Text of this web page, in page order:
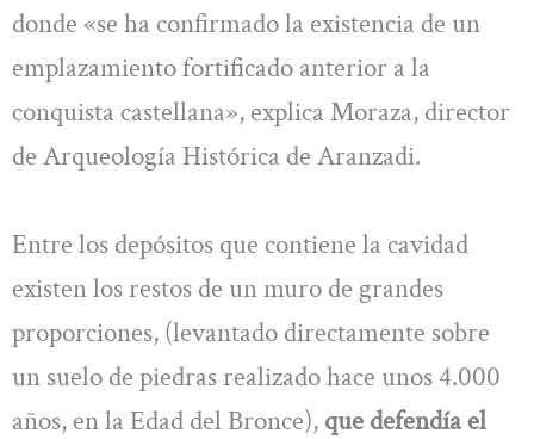
donde «se ha confirmado la existencia de un
emplazamiento fortificado anterior a la
conquista castellana», explica Moraza, director
de Arqueología Histórica de Aranzadi.
Entre los depósitos que contiene la cavidad
existen los restos de un muro de grandes
proporciones, (levantado directamente sobre
un suelo de piedras realizado hace unos 4.000
años, en la Edad del Bronce), que defendía el